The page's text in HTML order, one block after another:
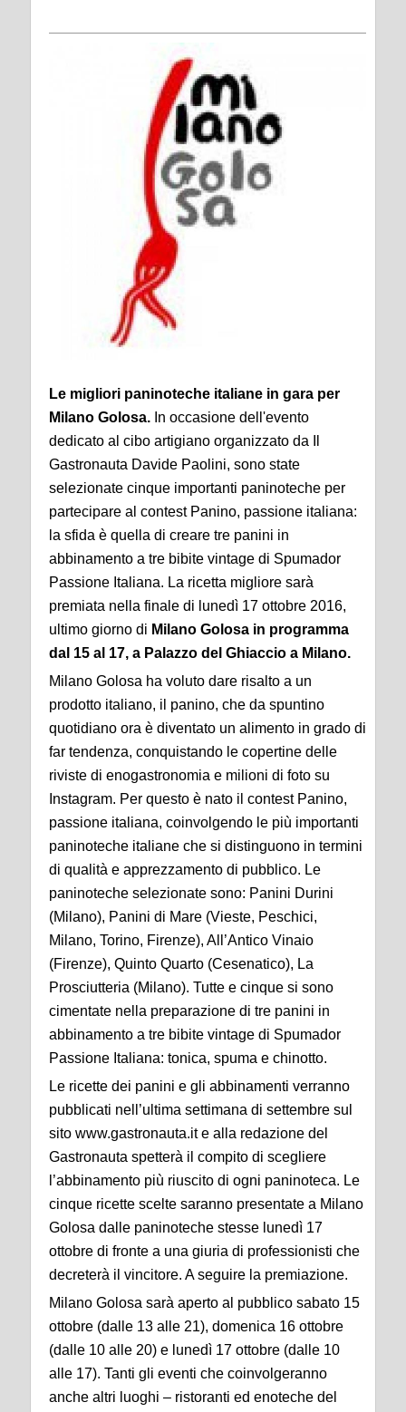
Le migliori paninoteche italiane in gara per
Milano Golosa. In occasione dell'evento
dedicato al cibo artigiano organizzato da Il
Gastronauta Davide Paolini, sono state
selezionate cinque importanti paninoteche per
partecipare al contest Panino, passione italiana:
la sfida è quella di creare tre panini in
abbinamento a tre bibite vintage di Spumador
Passione Italiana. La ricetta migliore sarà
premiata nella finale di lunedì 17 ottobre 2016,
ultimo giorno di Milano Golosa in programma
dal 15 al 17, a Palazzo del Ghiaccio a Milano.
Milano Golosa ha voluto dare risalto a un
prodotto italiano, il panino, che da spuntino
quotidiano ora è diventato un alimento in grado di
far tendenza, conquistando le copertine delle
riviste di enogastronomia e milioni di foto su
Instagram. Per questo è nato il contest Panino,
passione italiana, coinvolgendo le più importanti
paninoteche italiane che si distinguono in termini
di qualità e apprezzamento di pubblico. Le
paninoteche selezionate sono: Panini Durini
(Milano), Panini di Mare (Vieste, Peschici,
Milano, Torino, Firenze), All’Antico Vinaio
(Firenze), Quinto Quarto (Cesenatico), La
Prosciutteria (Milano). Tutte e cinque si sono
cimentate nella preparazione di tre panini in
abbinamento a tre bibite vintage di Spumador
Passione Italiana: tonica, spuma e chinotto.
Le ricette dei panini e gli abbinamenti verranno
pubblicati nell’ultima settimana di settembre sul
sito www.gastronauta.it e alla redazione del
Gastronauta spetterà il compito di scegliere
l’abbinamento più riuscito di ogni paninoteca. Le
cinque ricette scelte saranno presentate a Milano
Golosa dalle paninoteche stesse lunedì 17
ottobre di fronte a una giuria di professionisti che
decreterà il vincitore. A seguire la premiazione.
Milano Golosa sarà aperto al pubblico sabato 15
ottobre (dalle 13 alle 21), domenica 16 ottobre
(dalle 10 alle 20) e lunedì 17 ottobre (dalle 10
alle 17). Tanti gli eventi che coinvolgeranno
anche altri luoghi – ristoranti ed enoteche del